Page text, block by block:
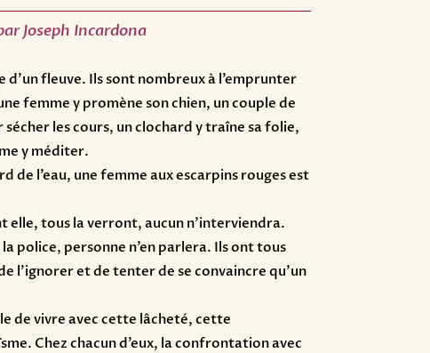
Joseph Incardona
d’un fleuve. Ils sont nombreux à l’emprunter
femme y promène son chien, un couple de
sécher les cours, un clochard y traîne sa folie,
y méditer.
de l’eau, une femme aux escarpins rouges est
elle, tous la verront, aucun n’interviendra.
police, personne n’en parlera. Ils ont tous
l’ignorer et de tenter de se convaincre qu’un
de vivre avec cette lâcheté, cette
Chez chacun d’eux, la confrontation avec